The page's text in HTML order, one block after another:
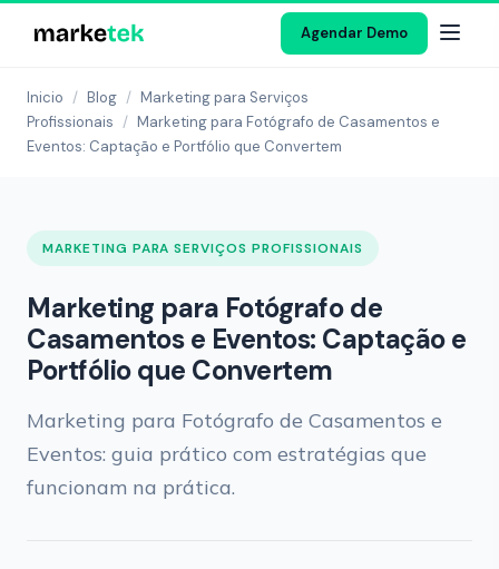
Agendar Demo
Inicio / Blog / Marketing para Serviços
Profissionais / Marketing para Fotógrafo de Casamentos e
Eventos: Captação e Portfólio que Convertem
MARKETING PARA SERVIÇOS PROFISSIONAIS
Marketing para Fotógrafo de
Casamentos e Eventos: Captação e
Portfólio que Convertem
Marketing para Fotógrafo de Casamentos e
Eventos: guia prático com estratégias que
funcionam na prática.